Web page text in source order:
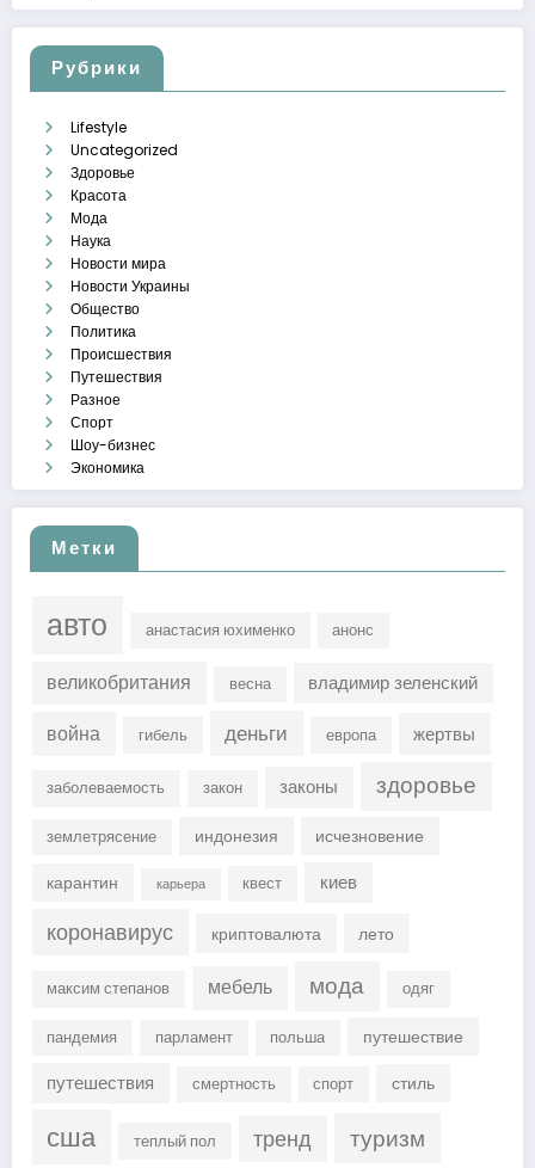
Рубрики
Lifestyle
Uncategorized
Здоровье
Красота
Мода
Наука
Новости мира
Новости Украины
Общество
Политика
Происшествия
Путешествия
Разное
Спорт
Шоу-бизнес
Экономика
Метки
авто анастасия юхименко анонс
великобритания весна владимир зеленский
война гибель деньги европа жертвы
заболеваемость закон законы здоровье
землетрясение индонезия
исчезновение
карантин
карьера квест киев
коронавирус криптовалюта лето
максим степанов мебель мода одяг
пандемия парламент польша путешествие
путешествия смертность спорт стиль
сша теплый пол тренд туризм